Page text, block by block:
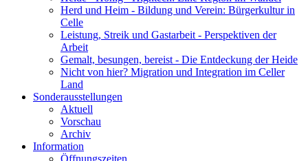
Herd und Heim - Bildung und Verein: Bürgerkultur in
Celle
Leistung, Streik und Gastarbeit - Perspektiven der
Arbeit
Gemalt, besungen, bereist - Die Entdeckung der Heide
Nicht von hier? Migration und Integration im Celler
Land
Sonderausstellungen
Aktuell
Vorschau
Archiv
Information
Öffnungszeiten